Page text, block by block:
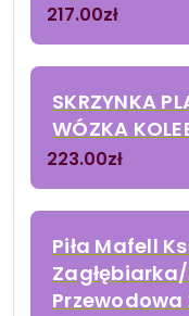
217.00zł
SKRZYNKA
WÓZKA
223.00zł
Piła Mafell
Przewodowa